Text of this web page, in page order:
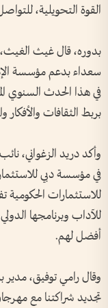
القوة التحويلية،
بدوره، قال غيث
سعداء بدعم مؤسسة
في هذا الحدث السنوي
بربط الثقافات والأفكار
وأكد دريد الزغواني،
للاستثمارات الحكومية
للآداب وبرنامجها
أفضل لهم.
وقال رامي توفيق، مدير
تجديد شراكتنا مع